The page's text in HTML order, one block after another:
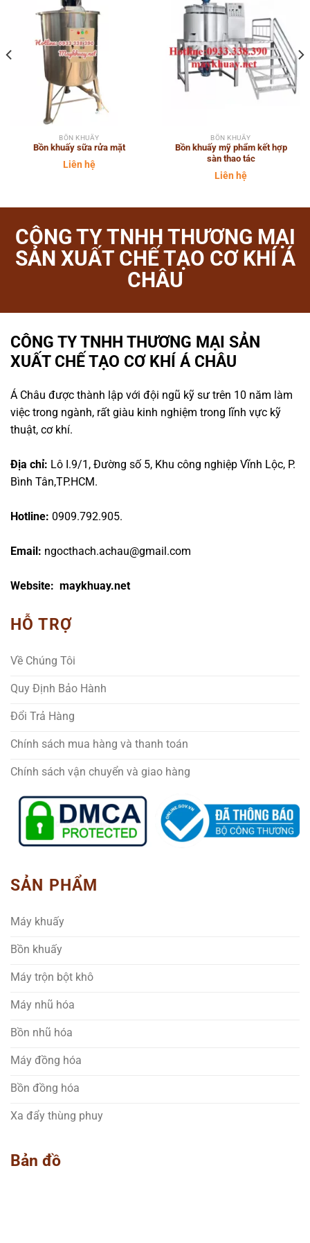
BỒN KHUẤY
Bồn khuấy sữa rửa mặt
Liên hệ
BỒN KHUẤY
Bồn khuấy mỹ phẩm kết hợp
sàn thao tác
Liên hệ
CÔNG TY TNHH THƯƠNG MẠI
SẢN XUẤT CHẾ TẠO CƠ KHÍ Á
CHÂU
CÔNG TY TNHH THƯƠNG MẠI SẢN
XUẤT CHẾ TẠO CƠ KHÍ Á CHÂU
Á Châu được thành lập với đội ngũ kỹ sư trên 10 năm làm
việc trong ngành, rất giàu kinh nghiệm trong lĩnh vực kỹ
thuật, cơ khí.
Địa chỉ: Lô I.9/1, Đường số 5, Khu công nghiệp Vĩnh Lộc, P.
Bình Tân,TP.HCM.
Hotline: 0909.792.905.
Email: ngocthach.achau@gmail.com
Website: maykhuay.net
HỖ TRỢ
Về Chúng Tôi
Quy Định Bảo Hành
Đổi Trả Hàng
Chính sách mua hàng và thanh toán
Chính sách vận chuyển và giao hàng
SẢN PHẨM
Máy khuấy
Bồn khuấy
Máy trộn bột khô
Máy nhũ hóa
Bồn nhũ hóa
Máy đồng hóa
Bồn đồng hóa
Xa đẩy thùng phuy
Bản đồ